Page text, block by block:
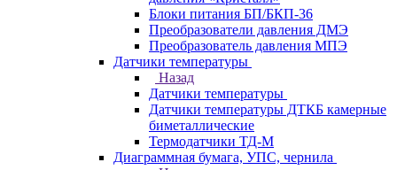
Блоки питания БП/БКП-36
Преобразователи давления ДМЭ
Преобразователь давления МПЭ
Датчики температуры
Назад
Датчики температуры
Датчики температуры ДТКБ камерные
биметаллические
Термодатчики ТД-М
Диаграммная бумага, УПС, чернила